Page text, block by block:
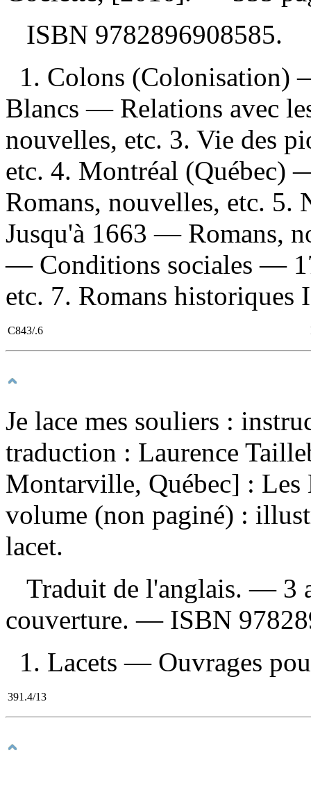
ISBN 9782896908585.
1. Colons (Colonisation)
Blancs — Relations avec
nouvelles, etc. 3. Vie des
etc. 4. Montréal
Romans, nouvelles, etc.
Jusqu'à 1663 — Romans,
— Conditions sociales —
etc. 7. Romans
C843/.6
Je lace mes souliers :
traduction : Laurence
Montarville, Québec] :
volume (non paginé) :
lacet.
Traduit de l'anglais. — 3
couverture. — ISBN
1. Lacets — Ouvrages
391.4/13